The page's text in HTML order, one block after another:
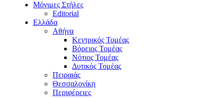
Μόνιμες Στήλες
Editorial
Ελλάδα
Αθήνα
Κεντρικός Τομέας
Βόρειος Τομέας
Νότιος Τομέας
Δυτικός Τομέας
Πειραιάς
Θεσσαλονίκη
Περιφέρειες